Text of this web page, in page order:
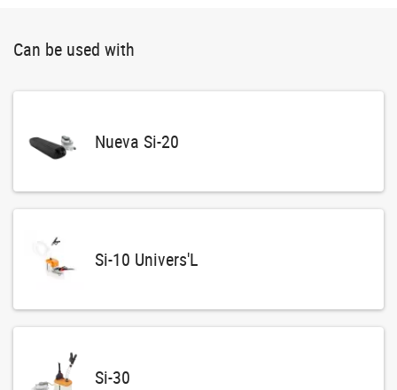
Can be used with
Nueva Si-20
Si-10 Univers'L
Si-30